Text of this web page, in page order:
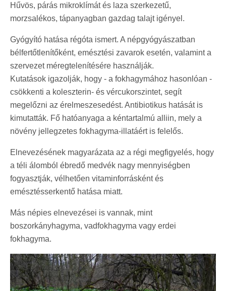
Hűvös, párás mikroklímát és laza szerkezetű,
morzsalékos, tápanyagban gazdag talajt igényel.
Gyógyító hatása régóta ismert. A népgyógyászatban
bélfertőtlenítőként, emésztési zavarok esetén, valamint a
szervezet méregtelenítésére használják.
Kutatások igazolják, hogy - a fokhagymához hasonlóan -
csökkenti a koleszterin- és vércukorszintet, segít
megelőzni az érelmeszesedést. Antibiotikus hatását is
kimutatták. Fő hatóanyaga a kéntartalmú alliin, mely a
növény jellegzetes fokhagyma-illatáért is felelős.
Elnevezésének magyarázata az a régi megfigyelés, hogy
a téli álomból ébredő medvék nagy mennyiségben
fogyasztják, vélhetően vitaminforrásként és
emésztésserkentő hatása miatt.
Más népies elnevezései is vannak, mint
boszorkányhagyma, vadfokhagyma vagy erdei
fokhagyma.